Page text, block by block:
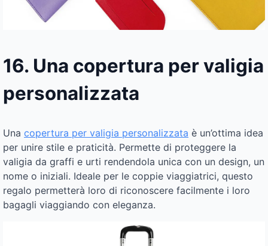
16. Una copertura per valigia
personalizzata
Una copertura per valigia personalizzata è un’ottima idea
per unire stile e praticità. Permette di proteggere la
valigia da graffi e urti rendendola unica con un design, un
nome o iniziali. Ideale per le coppie viaggiatrici, questo
regalo permetterà loro di riconoscere facilmente i loro
bagagli viaggiando con eleganza.